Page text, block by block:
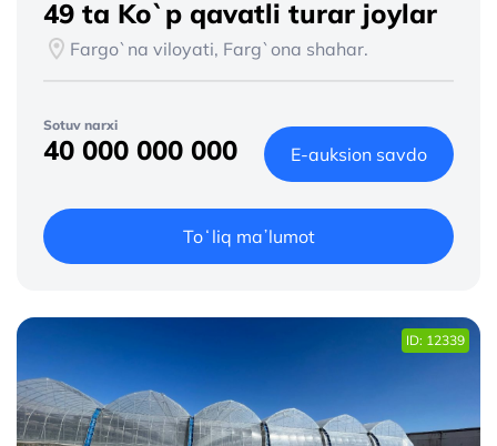
49 ta Ko`p qavatli turar joylar
Fargo`na viloyati, Farg`ona shahar.
Sotuv narxi
40 000 000 000 E-auksion savdo
Toʻliq maʼlumot
ID: 12339